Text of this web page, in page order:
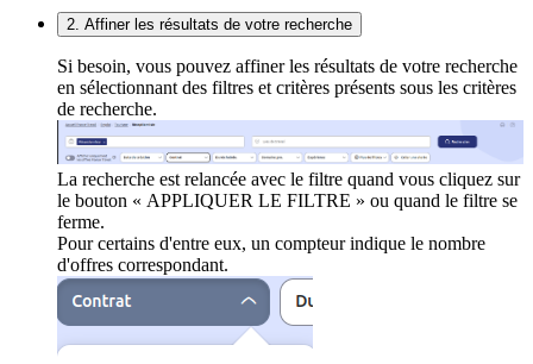
2. Affiner les résultats de votre recherche
Si besoin, vous pouvez affiner les résultats de votre recherche
en sélectionnant des filtres et critères présents sous les critères
de recherche.
La recherche est relancée avec le filtre quand vous cliquez sur
le bouton « APPLIQUER LE FILTRE » ou quand le filtre se
ferme.
Pour certains d'entre eux, un compteur indique le nombre
d'offres correspondant.